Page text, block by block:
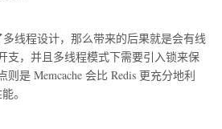
多线程设计，那么带来的后果就是会有线
支，并且多线程模式下需要引入锁来保
则是 Memcache 会比 Redis 更充分地利
。